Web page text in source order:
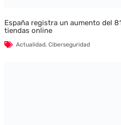
España registra un aumento del
tiendas online
Actualidad, Ciberseguridad